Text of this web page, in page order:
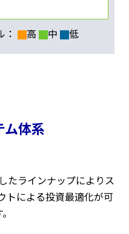
高 中 低
ム体系
たラインナップによりス
トによる投資最適化が可